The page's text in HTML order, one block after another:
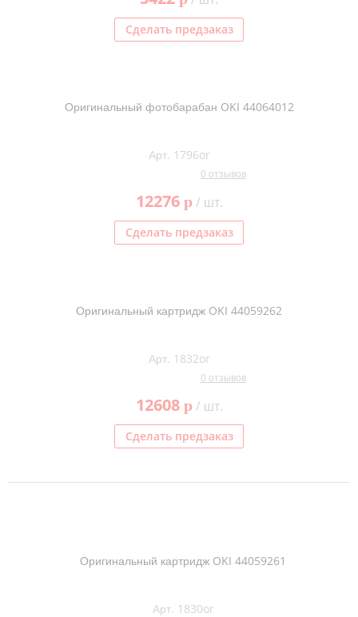
Сделать предзаказ
Оригинальный фотобарабан OKI 44064012
Арт. 1796or
0 отзывов
12276 p/ шт.
Сделать предзаказ
Оригинальный картридж OKI 44059262
Арт. 1832or
0 отзывов
12608 p/ шт.
Сделать предзаказ
Оригинальный картридж OKI 44059261
Арт. 1830or